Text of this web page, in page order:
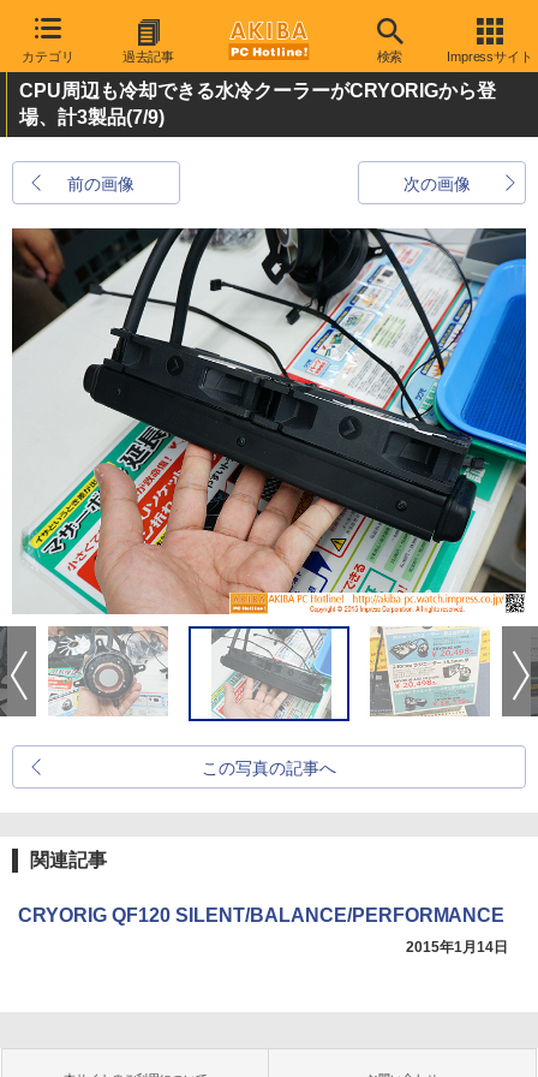
カテゴリ 過去記事 検索 Impressサイト
CPU周辺も冷却できる水冷クーラーがCRYORIGから登
場、計3製品(7/9)
前の画像 次の画像
この写真の記事へ
関連記事
CRYORIG QF120 SILENT/BALANCE/PERFORMANCE
2015年1月14日